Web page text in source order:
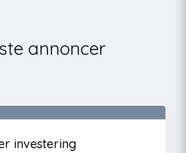
annoncer
investering